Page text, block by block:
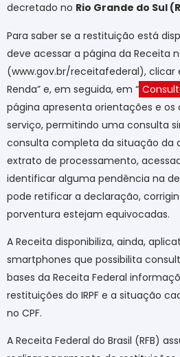
decretado no Rio Grande do Sul
Para saber se a restituição está
deve acessar a página da Receita
(www.gov.br/receitafederal), clicar
Renda” e, em seguida, em “
página apresenta orientações e os
serviço, permitindo uma consulta
consulta completa da situação da
extrato de processamento,
identificar alguma pendência na
pode retificar a declaração,
porventura estejam equivocadas.
A Receita disponibiliza, ainda,
smartphones que possibilita
bases da Receita Federal
restituições do IRPF e a situação
no CPF.
A Receita Federal do Brasil (RFB)